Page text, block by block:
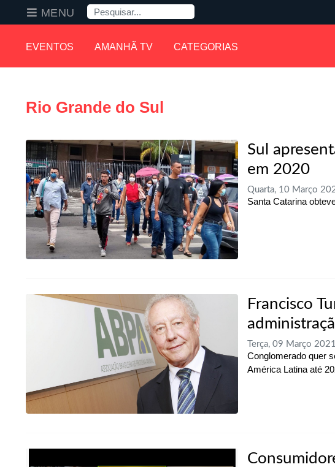
EVENTOS AMANHÃ TV CATEGORIAS
MENU Pesquisa
Rio Grande do Sul
Sul
em 2020
Quarta, 10 Março
Santa Catarina
Francisco
Terça, 09 Março 2021
Conglomerado quer
América Latina até